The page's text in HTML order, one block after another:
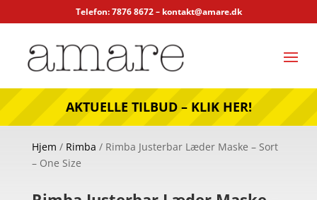
Telefon: 7876 8672 – kontakt@amare.dk
AKTUELLE TILBUD – KLIK HER!
Hjem / Rimba / Rimba Justerbar Læder Maske – Sort
– One Size